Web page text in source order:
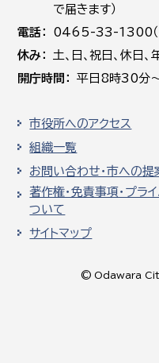
で届きます）
電話
0465-33-1300（
休み
土､日､祝日、休日
開庁時間
平日8時30分
市役所へのアクセス
組織一覧
お問い合わせ・市への提
著作権・免責事項・プラ
ついて
サイトマップ
© Odawara